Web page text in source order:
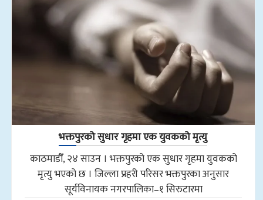
भक्तपुरको सुधार गृहमा एक युवकको मृत्यु
काठमाडौँ, २४ साउन । भक्तपुरको एक सुधार गृहमा युवकको
मृत्यु भएको छ । जिल्ला प्रहरी परिसर भक्तपुरका अनुसार
सूर्यविनायक नगरपालिका–१ सिरुटारमा